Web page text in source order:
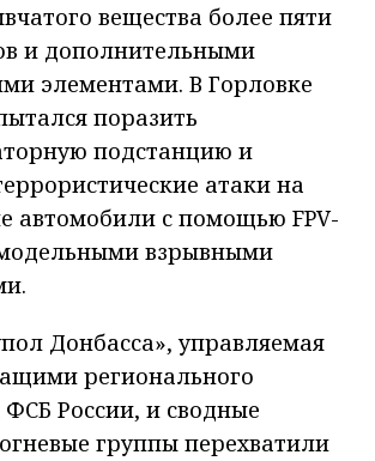
вещества более пяти
и дополнительными
элементами. В Горловке
поразить
подстанцию и
атаки на
автомобили с помощью FPV-
взрывными
Донбасса», управляемая
регионального
России, и сводные
группы перехватили